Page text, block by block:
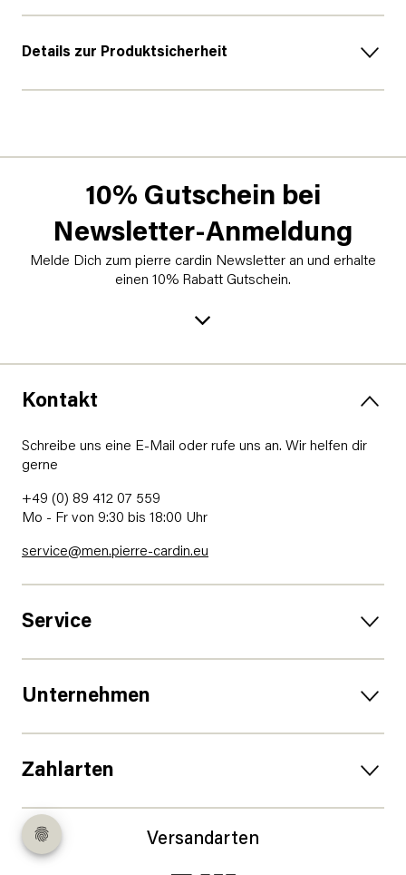
Details zur Produktsicherheit
10% Gutschein bei
Newsletter-Anmeldung
Melde Dich zum pierre cardin Newsletter an und erhalte
einen 10% Rabatt Gutschein.
Kontakt
Schreibe uns eine E-Mail oder rufe uns an. Wir helfen dir
gerne
+49 (0) 89 412 07 559
Mo - Fr von 9:30 bis 18:00 Uhr
service@men.pierre-cardin.eu
Service
Unternehmen
Zahlarten
Versandarten